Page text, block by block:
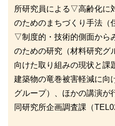
所研究員による▽高齢化に
のためのまちづくり手法（
▽制度的・技術的側面から
のための研究（材料研究
向けた取り組みの現状と
建築物の竜巻被害軽減に向
グループ）、ほかの講演が
同研究所企画調査課（